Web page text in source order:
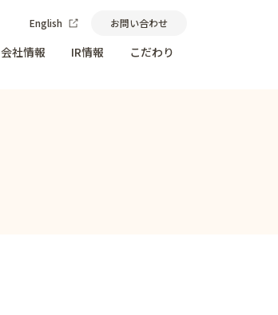
English お問い合わせ
会社情報 IR情報 こだわり